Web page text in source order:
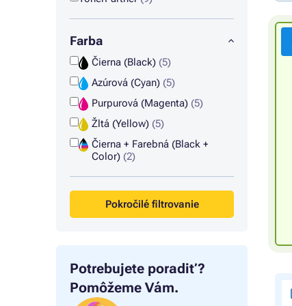
Farba
Čierna (Black) (5)
Azúrová (Cyan) (5)
Purpurová (Magenta) (5)
Žltá (Yellow) (5)
Čierna + Farebná (Black +
Color) (2)
Pokročilé filtrovanie
Potrebujete poradiť?
Pomôžeme Vám.